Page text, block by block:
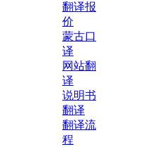
翻译报
价
蒙古口
译
网站翻
译
说明书
翻译
翻译流
程